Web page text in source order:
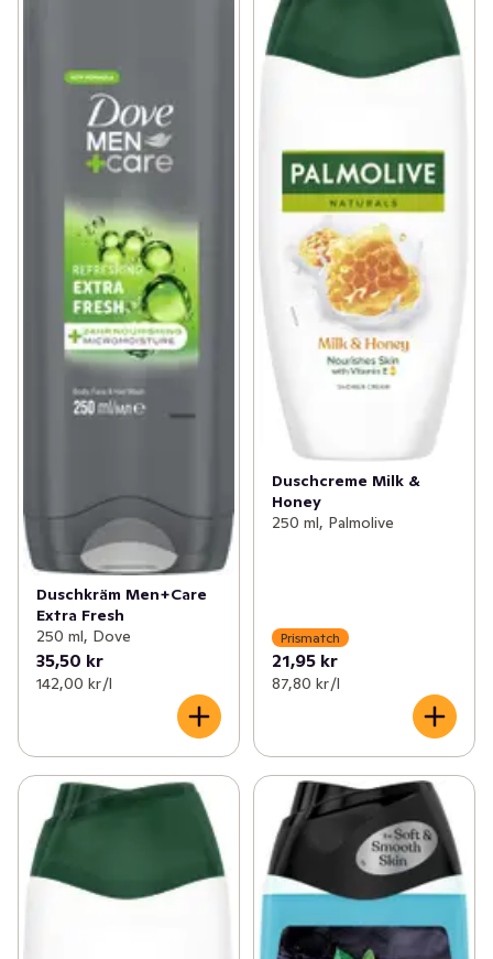
Duschkräm Men+Care
Extra Fresh
250 ml, Dove
35,50 kr
142,00 kr /l
Duschcreme Milk &
Honey
250 ml, Palmolive
Prismatch
21,95 kr
87,80 kr /l